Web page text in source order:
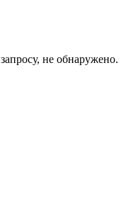
не обнаружено.